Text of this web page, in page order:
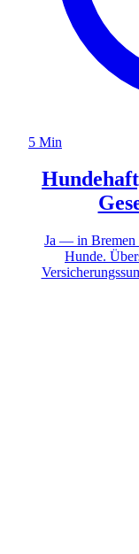
5 Min
Ja — in Bremen
Hunde.